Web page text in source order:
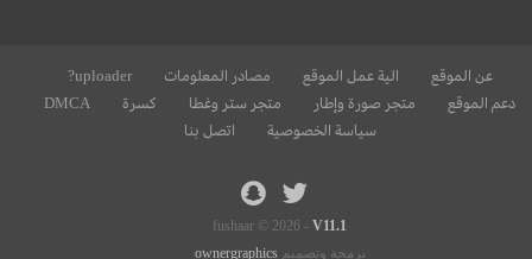
عن الموقع الية عمل الموقع مصادر المعلومات
uploader?
دعم الموقع
متجر صورة وإطار متجر ستر وغطا كسرة
DMCA
سياسة الخصوصية
اتصل بنا
fushaar © 2026 - V11.1
برمجة وتصميم ownergraphics